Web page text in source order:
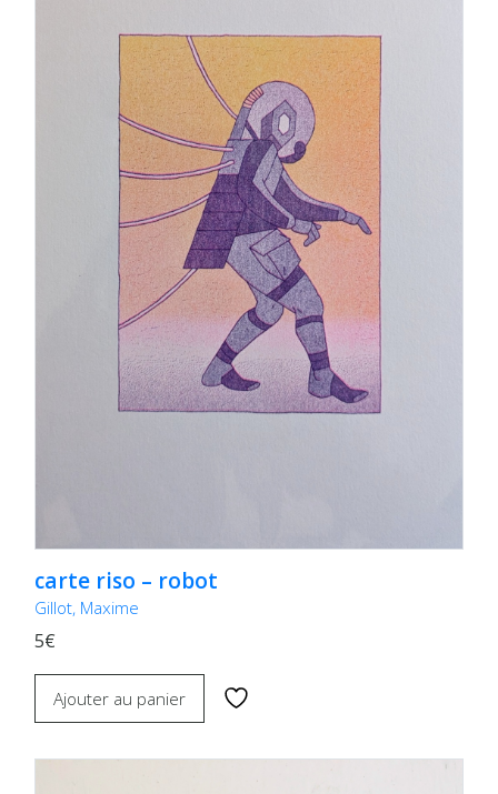
carte riso – robot
Gillot, Maxime
5€
Ajouter au panier